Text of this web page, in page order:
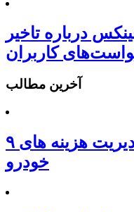
درباره تاخیر
کاربران
آخرین مطالب
۹ راهکار کاربردی برای مدیریت هزینه های
خودرو